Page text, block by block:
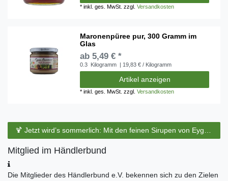
*inkl. ges. MwSt. zzgl.Versandkosten
Maronenpüree pur, 300 Gramm im
Glas
ab 5,49 € *
0.3 Kilogramm | 19,83 € / Kilogramm
Artikel anzeigen
*inkl. ges. MwSt. zzgl.Versandkosten
🍹 Jetzt wird’s sommerlich: Mit den feinen Sirupen von Eyguebelle entstehen erfrischende Cocktails und köstliche Sommerdrinks.
Mitglied im Händlerbund
Die Mitglieder des Händlerbund e.V. bekennen sich zu den Zielen